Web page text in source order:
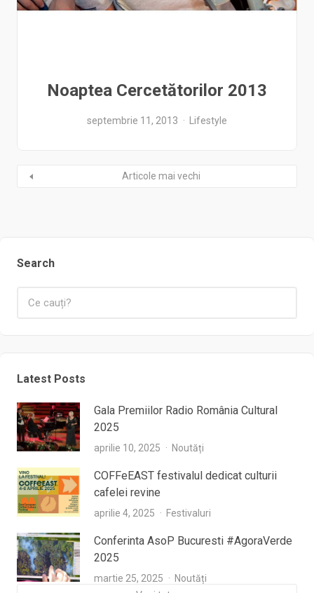
Noaptea Cercetătorilor 2013
septembrie 11, 2013 Lifestyle
Articole mai vechi
Search
Latest Posts
Gala Premiilor Radio România Cultural
2025
aprilie 10, 2025 Noutăți
COFFeEAST festivalul dedicat culturii
cafelei revine
aprilie 4, 2025 Festivaluri
Conferinta AsoP Bucuresti #AgoraVerde
2025
martie 25, 2025
Noutăți